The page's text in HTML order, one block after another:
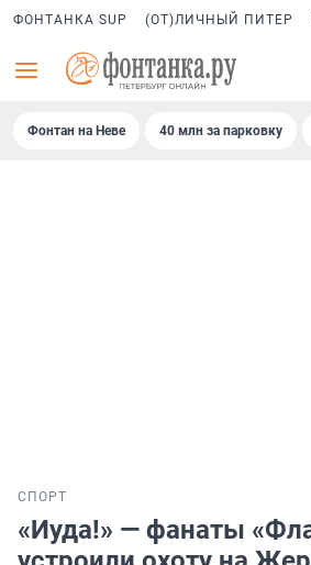
ФОНТАНКА SUP (ОТ)ЛИЧНЫЙ ПИТЕР
Фонтан на Неве 40 млн за парковку
СПОРТ
«Иуда!» — фанаты